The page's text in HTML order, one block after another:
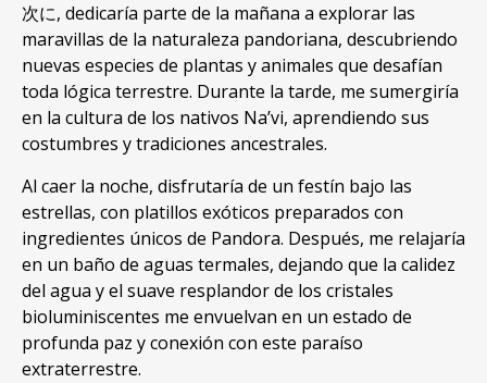
次に, dedicaría parte de la mañana a explorar las
maravillas de la naturaleza pandoriana, descubriendo
nuevas especies de plantas y animales que desafían
toda lógica terrestre. Durante la tarde, me sumergiría
en la cultura de los nativos Na’vi, aprendiendo sus
costumbres y tradiciones ancestrales.
Al caer la noche, disfrutaría de un festín bajo las
estrellas, con platillos exóticos preparados con
ingredientes únicos de Pandora. Después, me relajaría
en un baño de aguas termales, dejando que la calidez
del agua y el suave resplandor de los cristales
bioluminiscentes me envuelvan en un estado de
profunda paz y conexión con este paraíso
extraterrestre.